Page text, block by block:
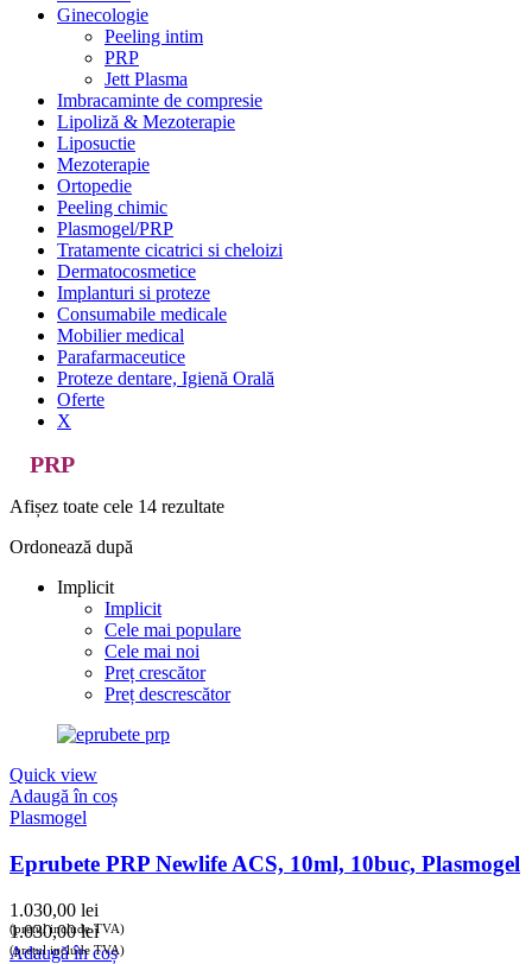
Ginecologie
Peeling intim
PRP
Jett Plasma
Imbracaminte de compresie
Lipoliză & Mezoterapie
Liposuctie
Mezoterapie
Ortopedie
Peeling chimic
Plasmogel/PRP
Tratamente cicatrici si cheloizi
Dermatocosmetice
Implanturi si proteze
Consumabile medicale
Mobilier medical
Parafarmaceutice
Proteze dentare, Igienă Orală
Oferte
X
PRP
Afișez toate cele 14 rezultate
Ordonează după
Implicit
Implicit
Cele mai populare
Cele mai noi
Preț crescător
Preț descrescător
Quick view
Adaugă în coș
Plasmogel
Eprubete PRP Newlife ACS, 10ml, 10buc, Plasmogel
1.030,00 lei
(prețul include TVA)
1.030,00lei
(prețul include TVA)
Adaugă în coș